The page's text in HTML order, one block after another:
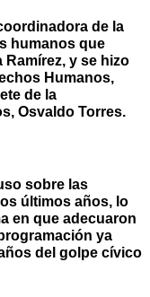
de la
humanos que
y se hizo
Humanos,
de la
Osvaldo Torres.
sobre las
últimos años, lo
en que adecuaron
ya
del golpe cívico